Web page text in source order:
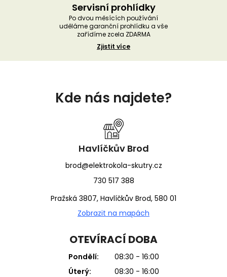
Servisní prohlídky
Po dvou měsících používání
uděláme garanční prohlídku a vše
zařídíme zcela ZDARMA
Zjistit více
Kde nás najdete?
Havlíčkův Brod
brod@elektrokola-skutry.cz
730 517 388
Pražská 3807, Havlíčkův Brod, 580 01
Zobrazit na mapách
OTEVÍRACÍ DOBA
Pondělí:
08:30 - 16:00
Úterý:
08:30 - 16:00